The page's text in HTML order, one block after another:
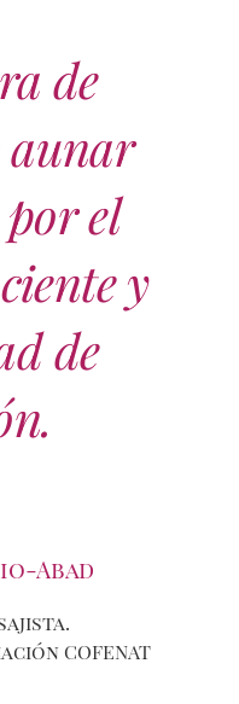
de
el
y
de
Abad
COFENAT